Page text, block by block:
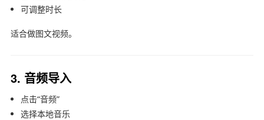
可调整时长
适合做图文视频。
3. 音频导入
点击“音频”
选择本地音乐